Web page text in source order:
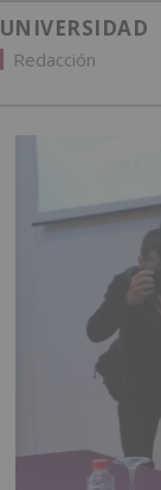
UNIVERSIDAD
Redacción